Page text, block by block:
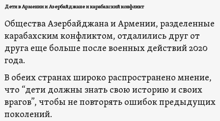
Дети в Армении и Азербайджане и карабахский конфликт
Общества Азербайджана и Армении, разделенные
карабахским конфликтом, отдалились друг от
друга еще больше после военных действий 2020
года.
В обеих странах широко распространено мнение,
что “дети должны знать свою историю и своих
врагов”, чтобы не повторять ошибок предыдущих
поколений.